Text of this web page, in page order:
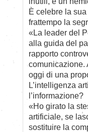
È celebre la
frattempo la
«La leader del
alla guida del
rapporto
comunicazione.
oggi di una
L’intelligenza
l’informazione?
«Ho girato la
artificiale, se
sostituire la